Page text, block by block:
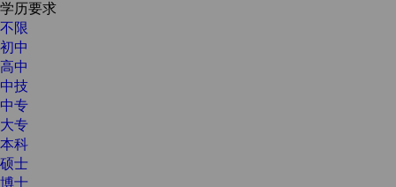
学历要求
不限
初中
高中
中技
中专
大专
本科
硕士
博士